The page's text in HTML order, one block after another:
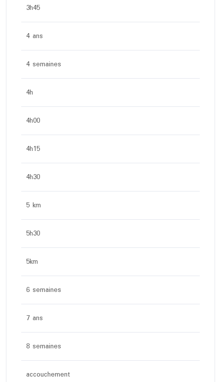
3h45
4 ans
4 semaines
4h
4h00
4h15
4h30
5 km
5h30
5km
6 semaines
7 ans
8 semaines
accouchement